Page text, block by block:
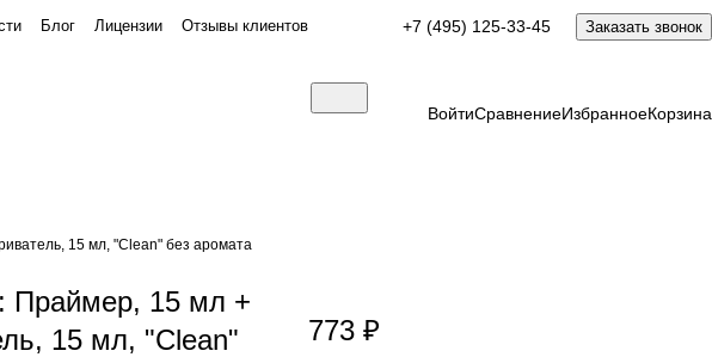
Блог Лицензии Отзывы клиентов +7 (495) 125-33-45 Заказать звонок
ВойтиСравнениеИзбранноеКорзина
15 мл, "Clean" без аромата
Праймер, 15 мл +
15 мл, "Clean"
773 ₽